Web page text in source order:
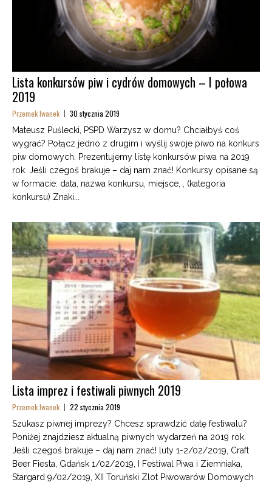
Lista konkursów piw i cydrów domowych – I połowa
2019
Przemek Iwanek 30 stycznia 2019
Mateusz Puślecki, PSPD Warzysz w domu? Chciałbyś coś
wygrać? Połącz jedno z drugim i wyślij swoje piwo na konkurs
piw domowych. Prezentujemy listę konkursów piwa na 2019
rok. Jeśli czegoś brakuje – daj nam znać! Konkursy opisane są
w formacie: data, nazwa konkursu, miejsce, , (kategoria
konkursu) Znaki...
Lista imprez i festiwali piwnych 2019
Przemek Iwanek 22 stycznia 2019
Szukasz piwnej imprezy? Chcesz sprawdzić datę festiwalu?
Poniżej znajdziesz aktualną piwnych wydarzeń na 2019 rok.
Jeśli czegoś brakuje – daj nam znać! luty 1-2/02/2019, Craft
Beer Fiesta, Gdańsk 1/02/2019, I Festiwal Piwa i Ziemniaka,
Stargard 9/02/2019, XII Toruński Zlot Piwowarów Domowych